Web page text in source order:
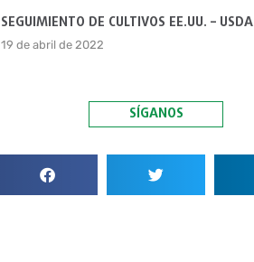
SEGUIMIENTO DE CULTIVOS EE.UU. – USDA
19 de abril de 2022
SÍGANOS